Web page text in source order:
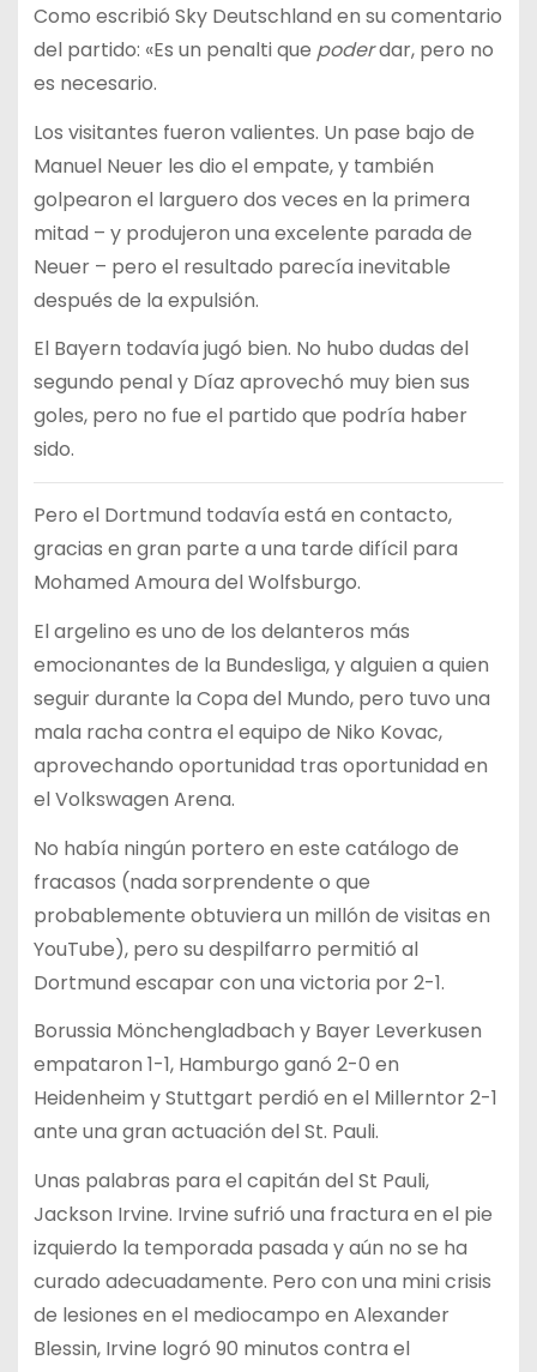
Como escribió Sky Deutschland en su comentario
del partido: «Es un penalti que poderdar, pero no
es necesario.
Los visitantes fueron valientes. Un pase bajo de
Manuel Neuer les dio el empate, y también
golpearon el larguero dos veces en la primera
mitad – y produjeron una excelente parada de
Neuer – pero el resultado parecía inevitable
después de la expulsión.
El Bayern todavía jugó bien. No hubo dudas del
segundo penal y Díaz aprovechó muy bien sus
goles, pero no fue el partido que podría haber
sido.
Pero el Dortmund todavía está en contacto,
gracias en gran parte a una tarde difícil para
Mohamed Amoura del Wolfsburgo.
El argelino es uno de los delanteros más
emocionantes de la Bundesliga, y alguien a quien
seguir durante la Copa del Mundo, pero tuvo una
mala racha contra el equipo de Niko Kovac,
aprovechando oportunidad tras oportunidad en
el Volkswagen Arena.
No había ningún portero en este catálogo de
fracasos (nada sorprendente o que
probablemente obtuviera un millón de visitas en
YouTube), pero su despilfarro permitió al
Dortmund escapar con una victoria por 2-1.
Borussia Mönchengladbach y Bayer Leverkusen
empataron 1-1, Hamburgo ganó 2-0 en
Heidenheim y Stuttgart perdió en el Millerntor 2-1
ante una gran actuación del St. Pauli.
Unas palabras para el capitán del St Pauli,
Jackson Irvine. Irvine sufrió una fractura en el pie
izquierdo la temporada pasada y aún no se ha
curado adecuadamente. Pero con una mini crisis
de lesiones en el mediocampo en Alexander
Blessin, Irvine logró 90 minutos contra el